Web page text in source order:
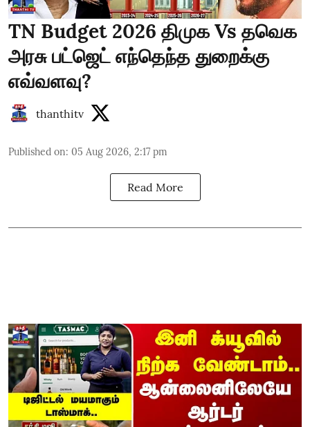
TN Budget 2026 திமுக Vs தவெக
அரசு பட்ஜெட் எந்தெந்த துறைக்கு
எவ்வளவு?
thanthitv
Published on: 05 Aug 2026, 2:17 pm
Read More